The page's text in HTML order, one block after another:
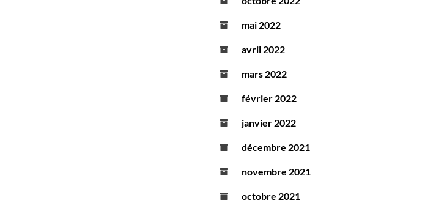
mai 2022
avril 2022
mars 2022
février 2022
janvier 2022
décembre 2021
novembre 2021
octobre 2021